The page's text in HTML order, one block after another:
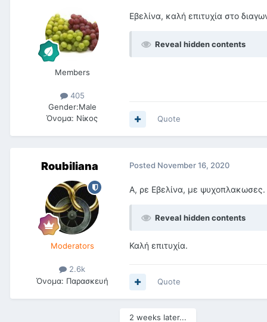
Members
405
Gender:Male
Όνομα: Νίκος
Eβελίνα, καλή επιτυχία στο
Reveal hidden contents
Quote
Roubiliana
Moderators
2.6k
Όνομα: Παρασκευή
Posted November 16, 2020
Α, ρε Εβελίνα, με ψυχοπλακωσες.
Reveal hidden contents
Καλή επιτυχία.
Quote
2 weeks later...